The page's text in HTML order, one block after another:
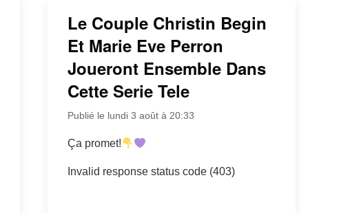
Le Couple Christin Begin
Et Marie Eve Perron
Joueront Ensemble Dans
Cette Serie Tele
Publié le lundi 3 août à 20:33
Ça promet!
Invalid response status code (403)